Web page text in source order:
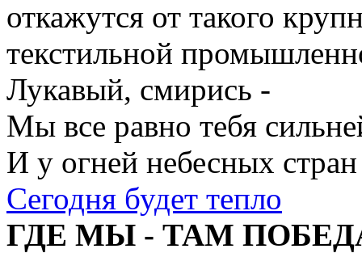
откажутся от такого
текстильной
Лукавый, смирись -
Мы все равно тебя
И у огней небесных стран
Сегодня будет тепло
ГДЕ МЫ - ТАМ